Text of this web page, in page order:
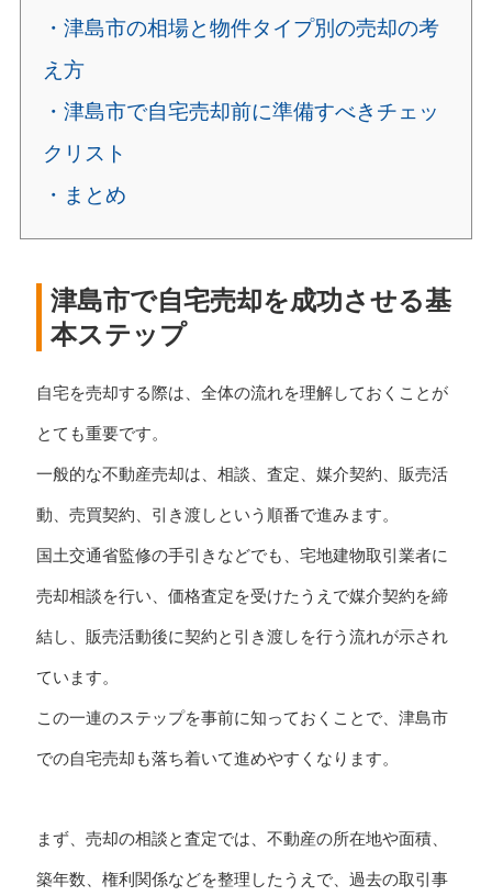
・津島市の相場と物件タイプ別の売却の考
え方
・津島市で自宅売却前に準備すべきチェッ
クリスト
・まとめ
津島市で自宅売却を成功させる基
本ステップ
自宅を売却する際は、全体の流れを理解しておくことが
とても重要です。
一般的な不動産売却は、相談、査定、媒介契約、販売活
動、売買契約、引き渡しという順番で進みます。
国土交通省監修の手引きなどでも、宅地建物取引業者に
売却相談を行い、価格査定を受けたうえで媒介契約を締
結し、販売活動後に契約と引き渡しを行う流れが示され
ています。
この一連のステップを事前に知っておくことで、津島市
での自宅売却も落ち着いて進めやすくなります。
まず、売却の相談と査定では、不動産の所在地や面積、
築年数、権利関係などを整理したうえで、過去の取引事